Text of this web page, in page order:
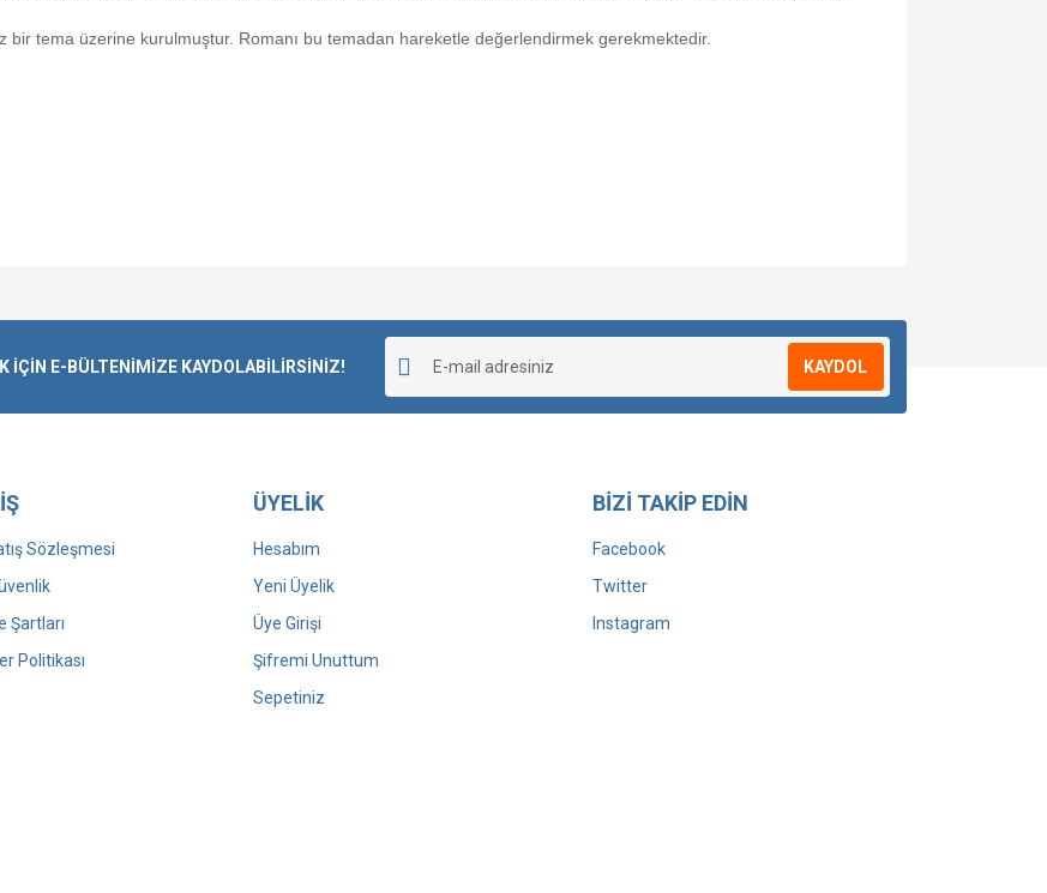
bir tema üzerine kurulmuştur. Romanı bu temadan hareketle değerlendirmek gerekmektedir.
İÇİN E-BÜLTENİMİZE KAYDOLABİLİRSİNİZ! KAYDOL
Sözleşmesi
Şartları
Politikası
ÜYELİK
Hesabım
Yeni Üyelik
Üye Girişi
Şifremi Unuttum
Sepetiniz
BİZİ TAKİP EDİN
Facebook
Twitter
Instagram